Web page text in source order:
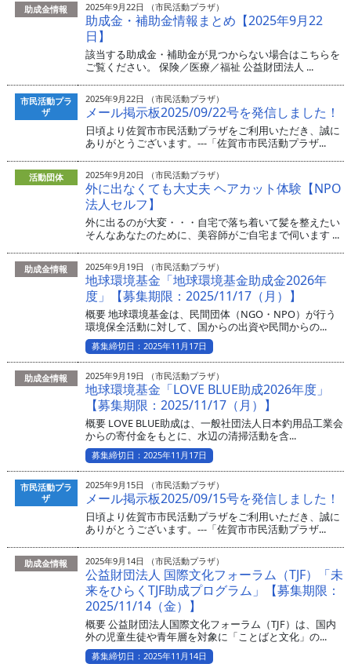
助成金情報 2025年9月22日 （市民活動プラザ）
助成金・補助金情報まとめ【2025年9月22
日】
該当する助成金・補助金が見つからない場合はこちらを
ご覧ください。 保険／医療／福祉 公益財団法人 ...
市民活動プラ
ザ
2025年9月22日 （市民活動プラザ）
メール掲示板2025/09/22号を発信しました！
日頃より佐賀市市民活動プラザをご利用いただき、誠に
ありがとうございます。---「佐賀市市民活動プラザ...
活動団体 2025年9月20日 （市民活動プラザ）
外に出なくても大丈夫 ヘアカット体験【NPO
法人セルフ】
外に出るのが大変・・・自宅で落ち着いて髪を整えたい
そんなあなたのために、美容師がご自宅まで伺います ...
助成金情報 2025年9月19日 （市民活動プラザ）
地球環境基金「地球環境基金助成金2026年
度」【募集期限：2025/11/17（月）】
概要 地球環境基金は、民間団体（NGO・NPO）が行う
環境保全活動に対して、国からの出資や民間からの...
募集締切日：2025年11月17日
助成金情報 2025年9月19日 （市民活動プラザ）
地球環境基金「LOVE BLUE助成2026年度」
【募集期限：2025/11/17（月）】
概要 LOVE BLUE助成は、一般社団法人日本釣用品工業会
からの寄付金をもとに、水辺の清掃活動を含...
募集締切日：2025年11月17日
市民活動プラ
ザ
2025年9月15日 （市民活動プラザ）
メール掲示板2025/09/15号を発信しました！
日頃より佐賀市市民活動プラザをご利用いただき、誠に
ありがとうございます。---「佐賀市市民活動プラザ...
助成金情報 2025年9月14日 （市民活動プラザ）
公益財団法人 国際文化フォーラム（TJF）「未
来をひらくTJF助成プログラム」【募集期限：
2025/11/14（金）】
概要 公益財団法人国際文化フォーラム（TJF）は、国内
外の児童生徒や青年層を対象に「ことばと文化」の...
募集締切日：2025年11月14日